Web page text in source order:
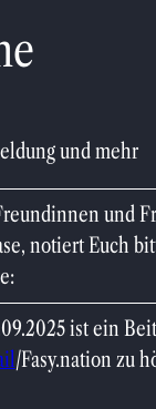
und mehr
und
notiert Euch
ist ein
/Fasy.nation zu